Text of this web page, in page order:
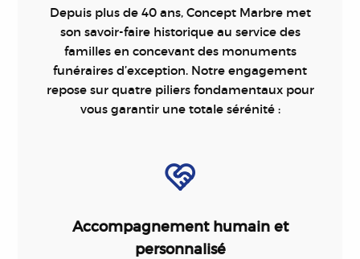
Depuis plus de 40 ans, Concept Marbre met
son savoir-faire historique au service des
familles en concevant des monuments
funéraires d’exception. Notre engagement
repose sur quatre piliers fondamentaux pour
vous garantir une totale sérénité :
Accompagnement humain et
personnalisé